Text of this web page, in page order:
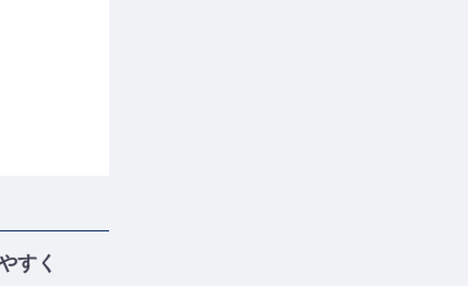
すく